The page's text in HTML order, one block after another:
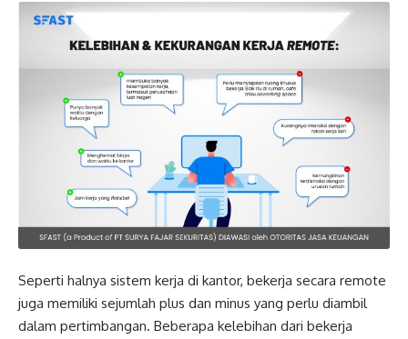
Seperti halnya sistem kerja di kantor, bekerja secara remote
juga memiliki sejumlah plus dan minus yang perlu diambil
dalam pertimbangan. Beberapa kelebihan dari bekerja